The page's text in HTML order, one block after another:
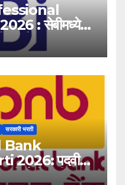
: सेबीमध्ये
भरती!
सरकारी भरती
Bank
पदवीधर
मोठी संधी!